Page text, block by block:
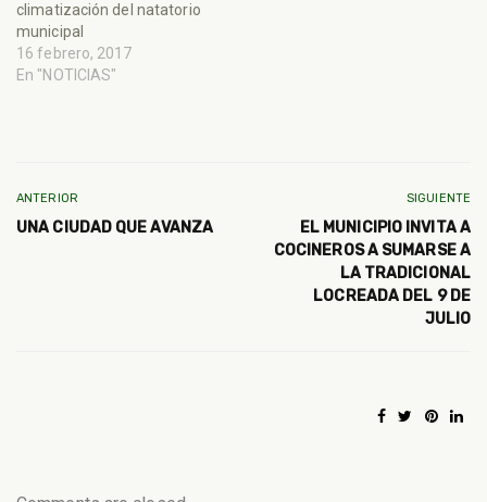
climatización del natatorio
municipal
16 febrero, 2017
En "NOTICIAS"
ANTERIOR
UNA CIUDAD QUE AVANZA
SIGUIENTE
EL MUNICIPIO INVITA A
COCINEROS A SUMARSE A
LA TRADICIONAL
LOCREADA DEL 9 DE
JULIO